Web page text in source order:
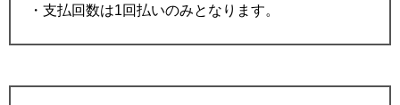
・支払回数は1回払いのみとなります。